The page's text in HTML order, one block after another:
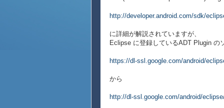
http://developer.android.com/sdk/
に詳細が解説されていますが、
Eclipse に登録しているADT Plugin の
https://dl-ssl.google.com/android/
から
http://dl-ssl.google.com/android/